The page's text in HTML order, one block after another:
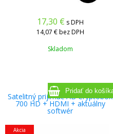
17,30 € s DPH
14,07 € bez DPH
Skladom
Satelitný prijímač AB Cryptobox
700 HD + HDMI + aktuálny
softwér
Akcia